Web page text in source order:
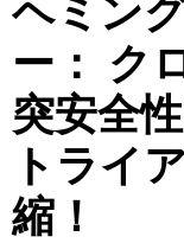
ヘミン
ー： ク
突安全
トライ
縮！